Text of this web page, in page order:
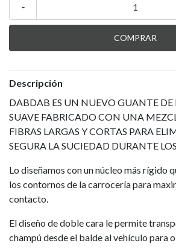
-
Descripción
DABDAB ES UN NUEVO GUANTE DE
SUAVE FABRICADO CON UNA
FIBRAS LARGAS Y CORTAS PARA
SEGURA LA SUCIEDAD DURANTE
Lo diseñamos con un núcleo más rígido
los contornos de la carrocería para
contacto.
El diseño de doble cara le permite
champú desde el balde al vehículo para